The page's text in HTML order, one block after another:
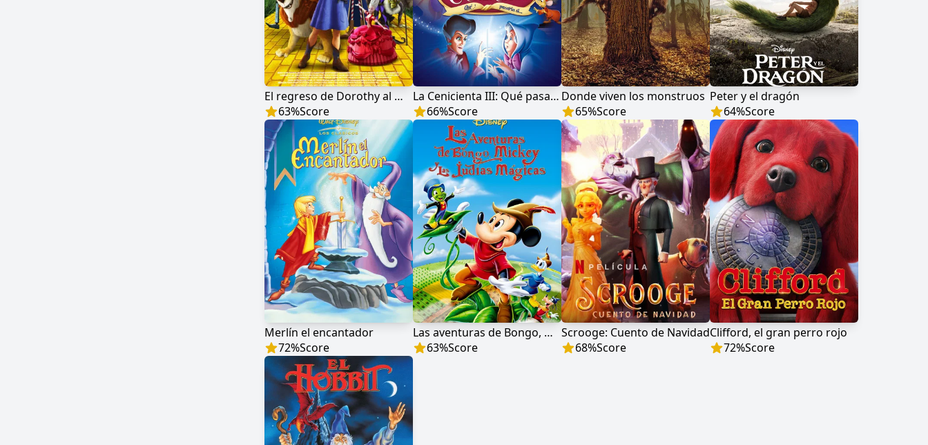
El regreso de Dorothy al mundo de Oz
63%Score
La Cenicienta III: Qué pasaría si…
66%Score
Donde viven los monstruos
65%Score
Peter y el dragón
64%Score
Merlín el encantador
72%Score
Las aventuras de Bongo, Mickey y las judías mágicas
63%Score
Scrooge: Cuento de Navidad
68%Score
Clifford, el gran perro rojo
72%Score